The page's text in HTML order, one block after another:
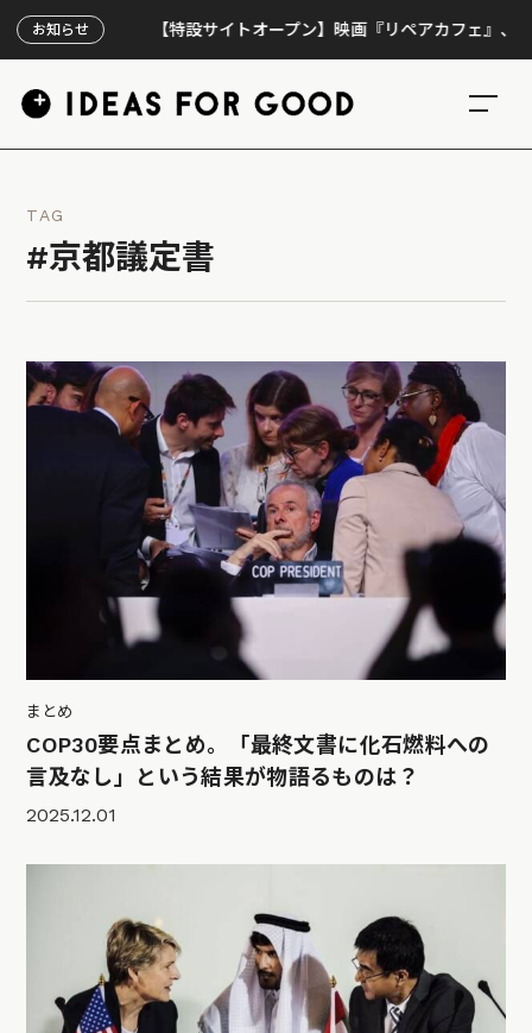
お知らせ 【特設サイトオープン】映画『リペアカフェ』、上映300
TAG
#京都議定書
まとめ
COP30要点まとめ。「最終文書に化石燃料への
言及なし」という結果が物語るものは？
2025.12.01